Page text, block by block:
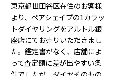
東京都世田谷区在住のお客様
より、ペアシェイプの1カラッ
トダイヤリングをアルトル銀
座店にてお売りいただきまし
た。鑑定書がなく、店舗によ
って査定額に差が出やすい条
件でしたが、ダイヤそのもの